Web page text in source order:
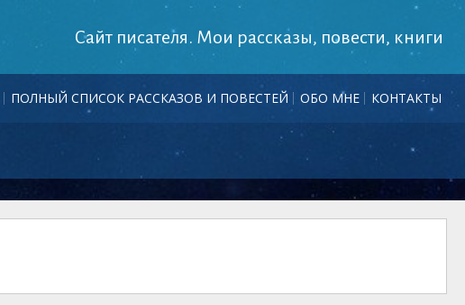
Сайт писателя. Мои рассказы, повести, книги
ПОЛНЫЙ СПИСОК РАССКАЗОВ И ПОВЕСТЕЙ ОБО МНЕ
КОНТАКТЫ